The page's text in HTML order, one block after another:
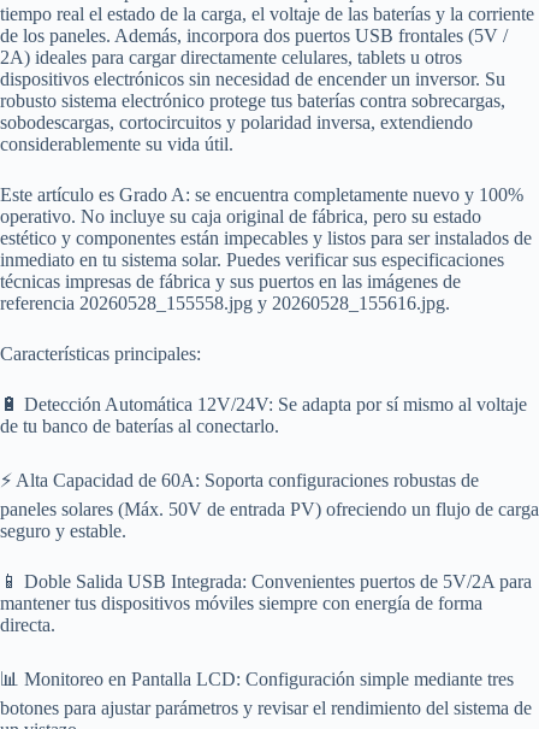
tiempo real el estado de la carga, el voltaje de las baterías y la corriente
de los paneles. Además, incorpora dos puertos USB frontales (5V /
2A) ideales para cargar directamente celulares, tablets u otros
dispositivos electrónicos sin necesidad de encender un inversor. Su
robusto sistema electrónico protege tus baterías contra sobrecargas,
sobodescargas, cortocircuitos y polaridad inversa, extendiendo
considerablemente su vida útil.
Este artículo es Grado A: se encuentra completamente nuevo y 100%
operativo. No incluye su caja original de fábrica, pero su estado
estético y componentes están impecables y listos para ser instalados de
inmediato en tu sistema solar. Puedes verificar sus especificaciones
técnicas impresas de fábrica y sus puertos en las imágenes de
referencia 20260528_155558.jpg y 20260528_155616.jpg.
Características principales:
🔋 Detección Automática 12V/24V: Se adapta por sí mismo al voltaje
de tu banco de baterías al conectarlo.
⚡ Alta Capacidad de 60A: Soporta configuraciones robustas de
paneles solares (Máx. 50V de entrada PV) ofreciendo un flujo de carga
seguro y estable.
📱 Doble Salida USB Integrada: Convenientes puertos de 5V/2A para
mantener tus dispositivos móviles siempre con energía de forma
directa.
📊 Monitoreo en Pantalla LCD: Configuración simple mediante tres
botones para ajustar parámetros y revisar el rendimiento del sistema de